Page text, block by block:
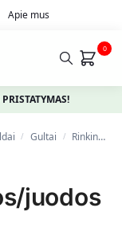
Apie mus
0
/ Gultai / Rinkinys iš 2 gultų 69x62x72cm., baltos/juodos spalvos
juodos